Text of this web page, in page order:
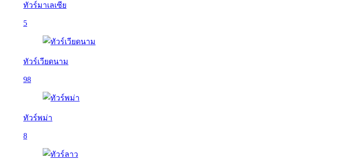
ทัวร์มาเลเซีย
5
ทัวร์เวียดนาม
98
ทัวร์พม่า
8